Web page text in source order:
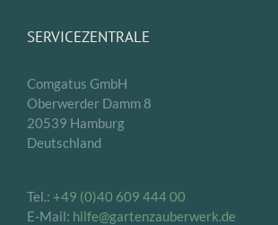
SERVICEZENTRALE
Comgatus GmbH
Oberwerder Damm 8
20539 Hamburg
Deutschland
Tel.: +49 (0)40 609 444 00
E-Mail: hilfe@gartenzauberwerk.de